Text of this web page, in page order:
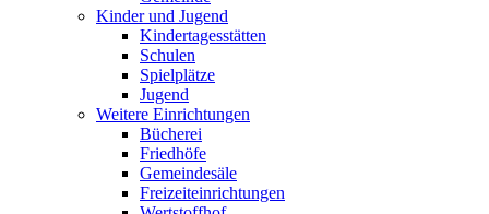
Kinder und Jugend
Kindertagesstätten
Schulen
Spielplätze
Jugend
Weitere Einrichtungen
Bücherei
Friedhöfe
Gemeindesäle
Freizeiteinrichtungen